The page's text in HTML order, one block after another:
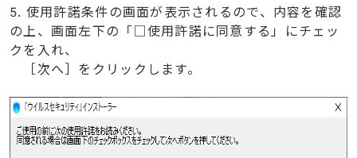
5. 使用許諾条件の画面が表示されるので、内容を確認
の上、画面左下の「□使用許諾に同意する」にチェッ
クを入れ、
［次へ］をクリックします。